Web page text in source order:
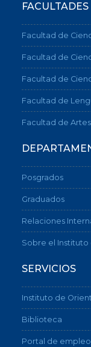
FACULTADES
Facultad de
Facultad de
Facultad de
Facultad de
Facultad de Artes
Posgrados
Graduados
Relaciones
Sobre el
SERVICIOS
Instituto de
Biblioteca
Portal de